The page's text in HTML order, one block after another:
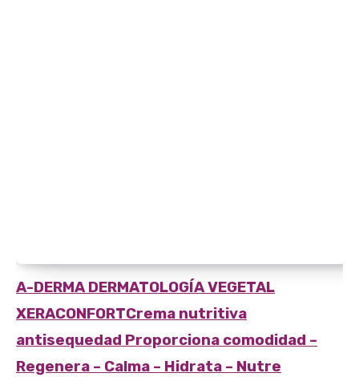
A-DERMA DERMATOLOGÍA VEGETAL
XERACONFORTCrema nutritiva
antisequedad Proporciona comodidad –
Regenera – Calma – Hidrata – Nutre